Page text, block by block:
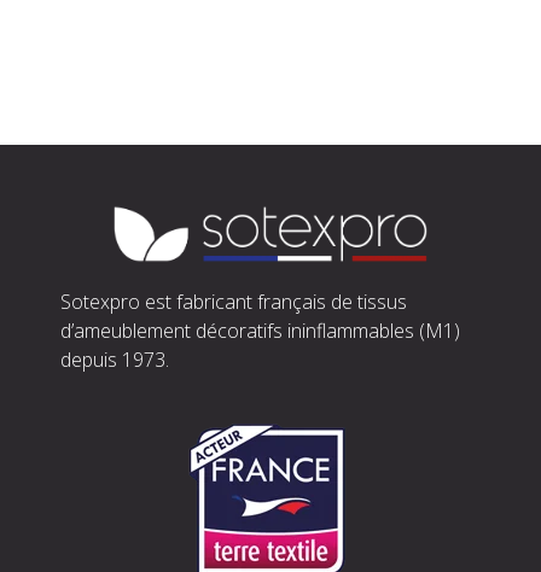
Sotexpro est fabricant français de tissus
d’ameublement décoratifs ininflammables (M1)
depuis 1973.